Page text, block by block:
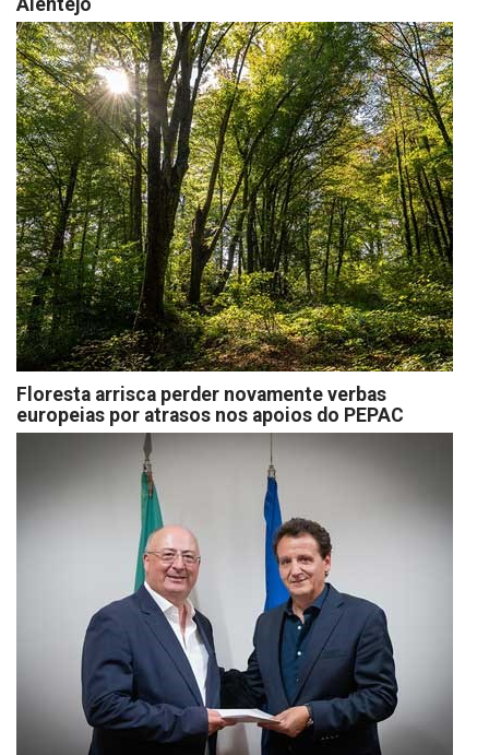
Floresta arrisca perder novamente verbas
europeias por atrasos nos apoios do PEPAC